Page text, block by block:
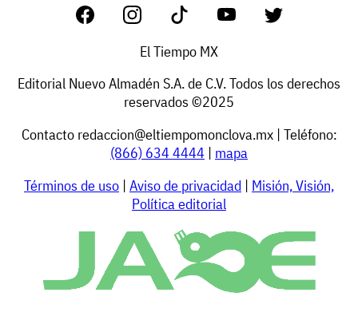
El Tiempo MX
Editorial Nuevo Almadén S.A. de C.V. Todos los derechos
reservados ©2025
Contacto redaccion@eltiempomonclova.mx| Teléfono:
(866) 634 4444 | mapa
Términos de uso | Aviso de privacidad | Misión, Visión,
Política editorial